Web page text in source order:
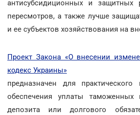
антисубсидиционных и защитных
пересмотров, а также лучше
и ее субъектов хозяйствования на
Проект Закона «О внесении
кодекс Украины»
предназначен для практического
обеспечения уплаты
депозита или долгового